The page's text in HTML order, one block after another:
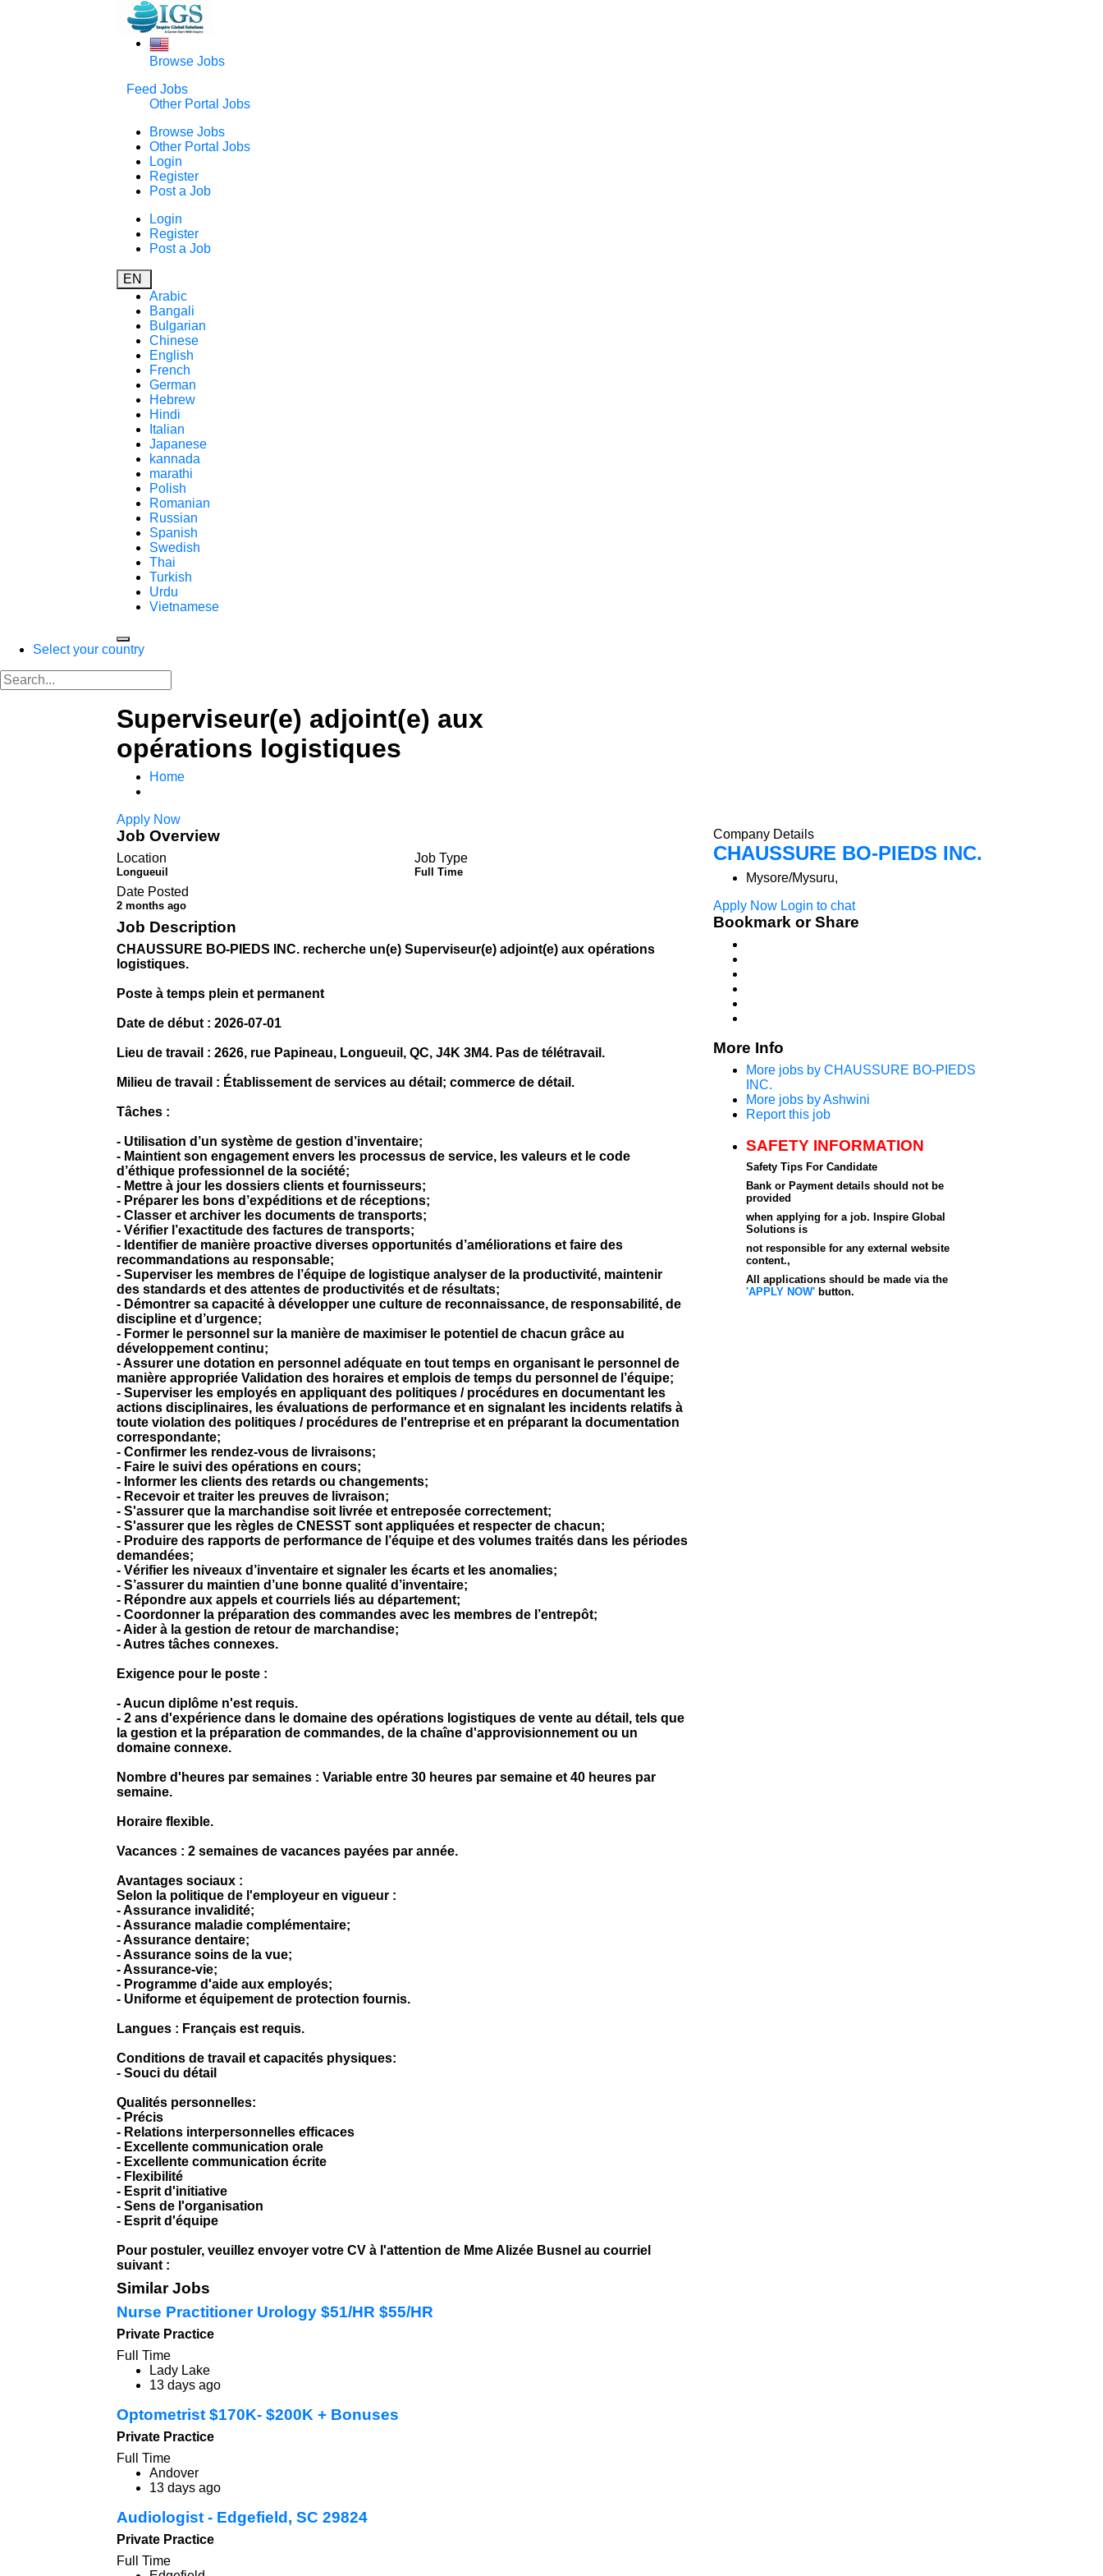
Browse Jobs
Feed Jobs
Other Portal Jobs
Browse Jobs
Other Portal Jobs
Login
Register
Post a Job
Login
Register
Post a Job
EN
Arabic
Bangali
Bulgarian
Chinese
English
French
German
Hebrew
Hindi
Italian
Japanese
kannada
marathi
Polish
Romanian
Russian
Spanish
Swedish
Thai
Turkish
Urdu
Vietnamese
Select your country
Superviseur(e) adjoint(e) aux
opérations logistiques
Home
Apply Now
Job Overview
Location
Longueuil
Job Type
Full Time
Date Posted
2 months ago
Job Description
CHAUSSURE BO-PIEDS INC. recherche un(e) Superviseur(e) adjoint(e) aux opérations
logistiques.
Poste à temps plein et permanent
Date de début : 2026-07-01
Lieu de travail : 2626, rue Papineau, Longueuil, QC, J4K 3M4. Pas de télétravail.
Milieu de travail : Établissement de services au détail; commerce de détail.
Tâches :
- Utilisation d’un système de gestion d’inventaire;
- Maintient son engagement envers les processus de service, les valeurs et le code
d’éthique professionnel de la société;
- Mettre à jour les dossiers clients et fournisseurs;
- Préparer les bons d’expéditions et de réceptions;
- Classer et archiver les documents de transports;
- Vérifier l’exactitude des factures de transports;
- Identifier de manière proactive diverses opportunités d’améliorations et faire des
recommandations au responsable;
- Superviser les membres de l’équipe de logistique analyser de la productivité, maintenir
des standards et des attentes de productivités et de résultats;
- Démontrer sa capacité à développer une culture de reconnaissance, de responsabilité, de
discipline et d’urgence;
- Former le personnel sur la manière de maximiser le potentiel de chacun grâce au
développement continu;
- Assurer une dotation en personnel adéquate en tout temps en organisant le personnel de
manière appropriée Validation des horaires et emplois de temps du personnel de l’équipe;
- Superviser les employés en appliquant des politiques / procédures en documentant les
actions disciplinaires, les évaluations de performance et en signalant les incidents relatifs à
toute violation des politiques / procédures de l'entreprise et en préparant la documentation
correspondante;
- Confirmer les rendez-vous de livraisons;
- Faire le suivi des opérations en cours;
- Informer les clients des retards ou changements;
- Recevoir et traiter les preuves de livraison;
- S'assurer que la marchandise soit livrée et entreposée correctement;
- S'assurer que les règles de CNESST sont appliquées et respecter de chacun;
- Produire des rapports de performance de l’équipe et des volumes traités dans les périodes
demandées;
- Vérifier les niveaux d’inventaire et signaler les écarts et les anomalies;
- S’assurer du maintien d’une bonne qualité d’inventaire;
- Répondre aux appels et courriels liés au département;
- Coordonner la préparation des commandes avec les membres de l’entrepôt;
- Aider à la gestion de retour de marchandise;
- Autres tâches connexes.
Exigence pour le poste :
- Aucun diplôme n'est requis.
- 2 ans d'expérience dans le domaine des opérations logistiques de vente au détail, tels que
la gestion et la préparation de commandes, de la chaîne d'approvisionnement ou un
domaine connexe.
Nombre d'heures par semaines : Variable entre 30 heures par semaine et 40 heures par
semaine.
Horaire flexible.
Vacances : 2 semaines de vacances payées par année.
Avantages sociaux :
Selon la politique de l'employeur en vigueur :
- Assurance invalidité;
- Assurance maladie complémentaire;
- Assurance dentaire;
- Assurance soins de la vue;
- Assurance-vie;
- Programme d'aide aux employés;
- Uniforme et équipement de protection fournis.
Langues : Français est requis.
Conditions de travail et capacités physiques:
- Souci du détail
Qualités personnelles:
- Précis
- Relations interpersonnelles efficaces
- Excellente communication orale
- Excellente communication écrite
- Flexibilité
- Esprit d'initiative
- Sens de l'organisation
- Esprit d'équipe
Pour postuler, veuillez envoyer votre CV à l'attention de Mme Alizée Busnel au courriel
suivant :
Company Details
CHAUSSURE BO-PIEDS INC.
Mysore/Mysuru,
Apply Now Login to chat
Bookmark or Share
More Info
More jobs by CHAUSSURE BO-PIEDS
INC.
More jobs by Ashwini
Report this job
SAFETY INFORMATION
Safety Tips For Candidate
Bank or Payment details should not be
provided
when applying for a job. Inspire Global
Solutions is
not responsible for any external website
content.,
All applications should be made via the
'APPLY NOW'button.
Similar Jobs
Nurse Practitioner Urology $51/HR $55/HR
Private Practice
Full Time
Lady Lake
13 days ago
Optometrist $170K- $200K + Bonuses
Private Practice
Full Time
Andover
13 days ago
Audiologist - Edgefield, SC 29824
Private Practice
Full Time